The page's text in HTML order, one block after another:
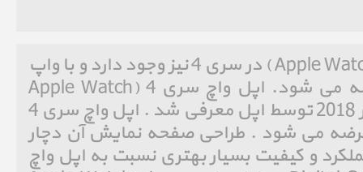
اپل واچ نایکی پلاس (Apple Watch Nike ) در سری 4 نیز وجود دارد و با واپ
فیس های جدید نایکی عرضه می شود. اپل واچ سری 4 (Apple Watch
Series 4) در تاریخ 12 سپتامبر 2018 توسط اپل معرفی شد . اپل واچ سری 4
و 44 میلیمتر عرضه می شود . طراحی صفحه نمایش آن دچار
و کیفیت بسیار بهتری نسبت به اپل واچ